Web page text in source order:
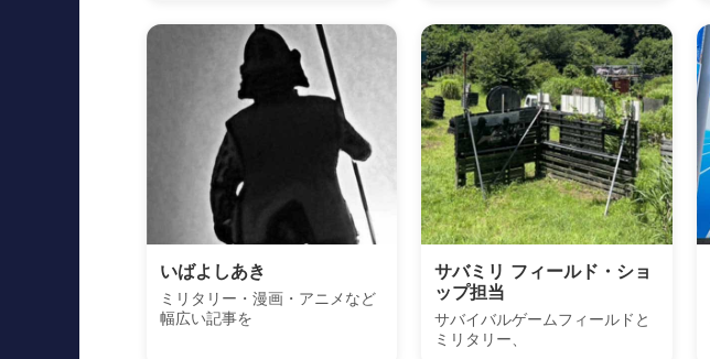
いばよしあき
ミリタリー・漫画・アニメなど
幅広い記事を
サバミリ フィールド・ショ
ップ担当
サバイバルゲームフィールドと
ミリタリー、